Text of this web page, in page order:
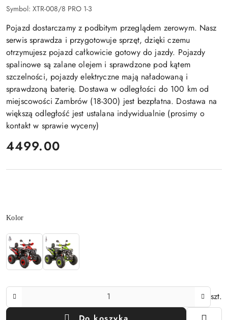
Symbol: XTR-008/8 PRO 1-3
Pojazd dostarczamy z podbitym przeglądem zerowym. Nasz
serwis sprawdza i przygotowuje sprzęt, dzięki czemu
otrzymujesz pojazd całkowicie gotowy do jazdy. Pojazdy
spalinowe są zalane olejem i sprawdzone pod kątem
szczelności, pojazdy elektryczne mają naładowaną i
sprawdzoną baterię. Dostawa w odległości do 100 km od
miejscowości Zambrów (18-300) jest bezpłatna. Dostawa na
większą odległość jest ustalana indywidualnie (prosimy o
kontakt w sprawie wyceny)
cena:
4499.00
Wariant
Kolor
szt.